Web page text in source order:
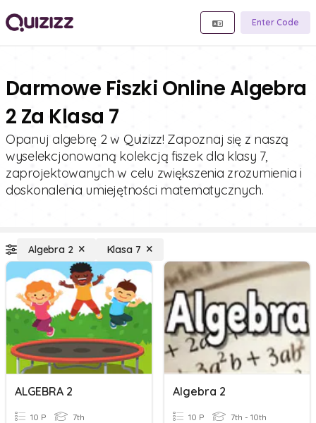
Enter Code
Darmowe Fiszki Online Algebra
2 Za Klasa 7
Opanuj algebrę 2 w Quizizz! Zapoznaj się z naszą
wyselekcjonowaną kolekcją fiszek dla klasy 7,
zaprojektowanych w celu zwiększenia zrozumienia i
doskonalenia umiejętności matematycznych.
Algebra 2 Klasa 7
ALGEBRA 2
10 P 7th
Algebra 2
10 P 7th - 10th